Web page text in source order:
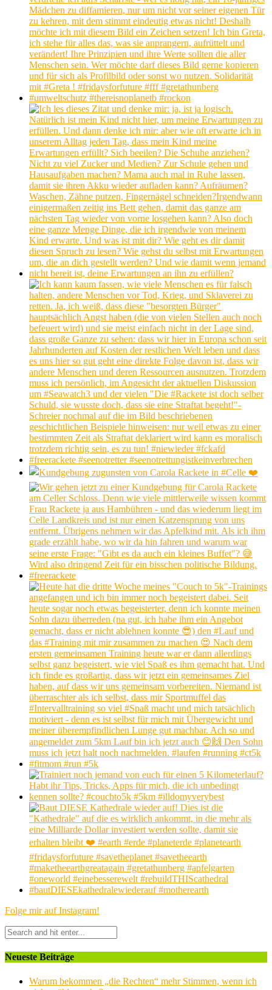
Folge mir auf Instagram!
Neueste Beiträge
Warum bekommen „die Rechten“ mehr Stimmen, wenn ich